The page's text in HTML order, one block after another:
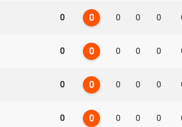
0 0 0 0 0
0 0 0 0 0
0 0 0 0 0
0 0 0 0 0